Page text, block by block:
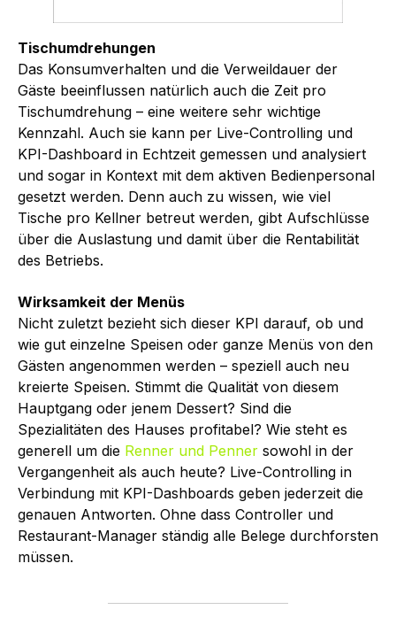
Tischumdrehungen
Das Konsumverhalten und die Verweildauer der
Gäste beeinflussen natürlich auch die Zeit pro
Tischumdrehung – eine weitere sehr wichtige
Kennzahl. Auch sie kann per Live-Controlling und
KPI-Dashboard in Echtzeit gemessen und analysiert
und sogar in Kontext mit dem aktiven Bedienpersonal
gesetzt werden. Denn auch zu wissen, wie viel
Tische pro Kellner betreut werden, gibt Aufschlüsse
über die Auslastung und damit über die Rentabilität
des Betriebs.
Wirksamkeit der Menüs
Nicht zuletzt bezieht sich dieser KPI darauf, ob und
wie gut einzelne Speisen oder ganze Menüs von den
Gästen angenommen werden – speziell auch neu
kreierte Speisen. Stimmt die Qualität von diesem
Hauptgang oder jenem Dessert? Sind die
Spezialitäten des Hauses profitabel? Wie steht es
generell um die Renner und Penner sowohl in der
Vergangenheit als auch heute? Live-Controlling in
Verbindung mit KPI-Dashboards geben jederzeit die
genauen Antworten. Ohne dass Controller und
Restaurant-Manager ständig alle Belege durchforsten
müssen.